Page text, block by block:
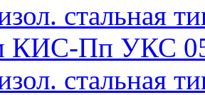
стальная
КИС-Пп УКС
стальная